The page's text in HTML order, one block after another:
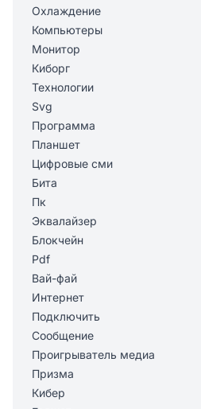
Охлаждение
Компьютеры
Монитор
Киборг
Технологии
Svg
Программа
Планшет
Цифровые сми
Бита
Пк
Эквалайзер
Блокчейн
Pdf
Вай-фай
Интернет
Подключить
Сообщение
Проигрыватель медиа
Призма
Кибер